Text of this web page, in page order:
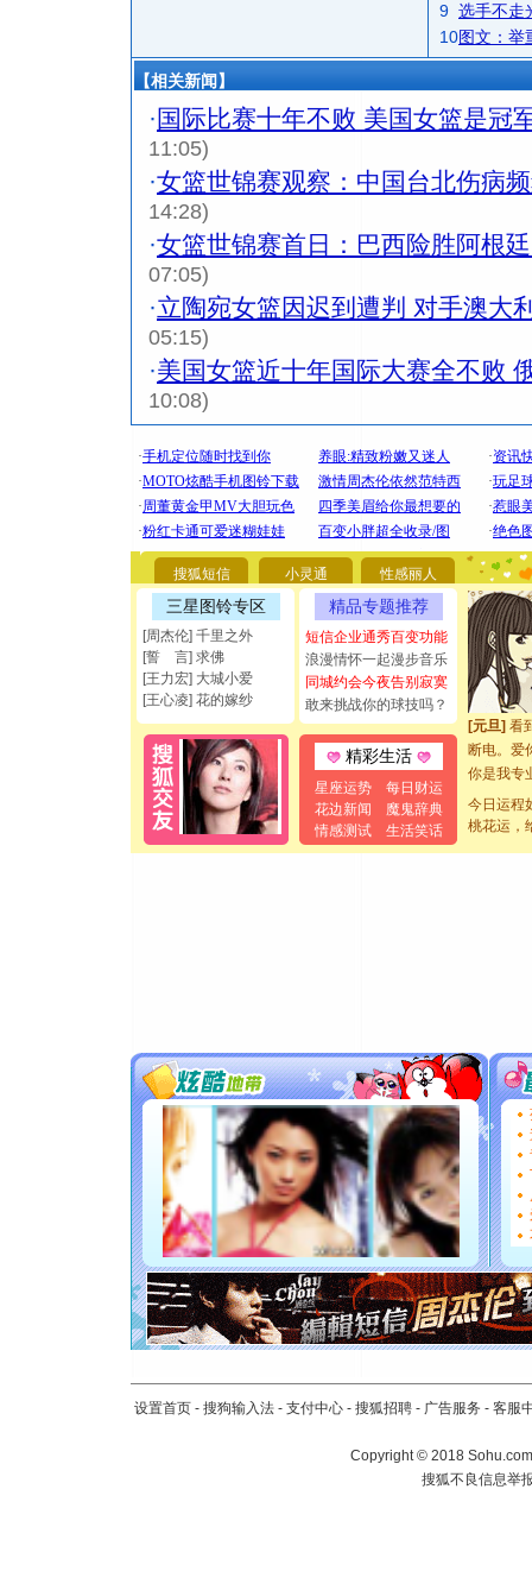
9 选手不走
10图文：举
【相关新闻】
· 国际比赛十年不败 美国女篮是冠
11:05)
·女篮世锦赛观察：中国台北伤病
14:28)
·女篮世锦赛首日：巴西险胜阿根
07:05)
·立陶宛女篮因迟到遭判 对手澳大
05:15)
·美国女篮近十年国际大赛全不败
10:08)
搜狐短信 小灵通 性感丽人
三星图铃专区
[周杰伦] 千里之外
[誓 言] 求佛
[王力宏] 大城小爱
[王心凌] 花的嫁纱
精品专题推荐
短信企业通秀百变功能
浪漫情怀一起漫步音乐
同城约会今夜告别寂寞
敢来挑战你的球技吗？
精彩生活
星座运势
每日财运
花边新闻
魔鬼辞典
情感测试
生活笑话
[圣诞节]
你太多，
要平安
[圣诞节]
能正大光
都要快乐
[圣诞节]
如意,快
[元旦]看
断电。爱
你是我专
起；二是
离。水晶
送你一棵
[圣诞节]
你太多，
要平安
[圣诞节]
能正大
都要快乐
[圣诞节]
如意,快
[元旦]看
断电。爱
你是我专
[元旦]如
离。水晶
[元旦]当
卖了。水
[春节]风
今日运程
桃花运，
设置首页 - 搜狗输入法 - 支付中心 - 搜狐招聘 - 广告服务 - 客服
Copyright ©2018
搜狐不良信息举